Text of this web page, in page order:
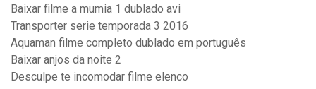
Baixar filme a mumia 1 dublado avi
Transporter serie temporada 3 2016
Aquaman filme completo dublado em português
Baixar anjos da noite 2
Desculpe te incomodar filme elenco